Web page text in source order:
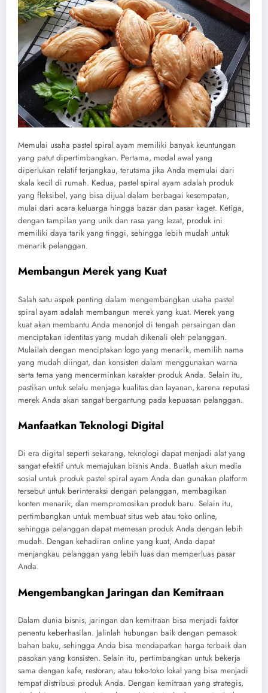
Memulai usaha pastel spiral ayam memiliki banyak keuntungan
yang patut dipertimbangkan. Pertama, modal awal yang
diperlukan relatif terjangkau, terutama jika Anda memulai dari
skala kecil di rumah. Kedua, pastel spiral ayam adalah produk
yang fleksibel, yang bisa dijual dalam berbagai kesempatan,
mulai dari acara keluarga hingga bazar dan pasar kaget. Ketiga,
dengan tampilan yang unik dan rasa yang lezat, produk ini
memiliki daya tarik yang tinggi, sehingga lebih mudah untuk
menarik pelanggan.
Membangun Merek yang Kuat
Salah satu aspek penting dalam mengembangkan usaha pastel
spiral ayam adalah membangun merek yang kuat. Merek yang
kuat akan membantu Anda menonjol di tengah persaingan dan
menciptakan identitas yang mudah dikenali oleh pelanggan.
Mulailah dengan menciptakan logo yang menarik, memilih nama
yang mudah diingat, dan konsisten dalam menggunakan warna
serta tema yang mencerminkan karakter produk Anda. Selain itu,
pastikan untuk selalu menjaga kualitas dan layanan, karena reputasi
merek Anda akan sangat bergantung pada kepuasan pelanggan.
Manfaatkan Teknologi Digital
Di era digital seperti sekarang, teknologi dapat menjadi alat yang
sangat efektif untuk memajukan bisnis Anda. Buatlah akun media
sosial untuk produk pastel spiral ayam Anda dan gunakan platform
tersebut untuk berinteraksi dengan pelanggan, membagikan
konten menarik, dan mempromosikan produk baru. Selain itu,
pertimbangkan untuk membuat situs web atau toko online,
sehingga pelanggan dapat memesan produk Anda dengan lebih
mudah. Dengan kehadiran online yang kuat, Anda dapat
menjangkau pelanggan yang lebih luas dan memperluas pasar
Anda.
Mengembangkan Jaringan dan Kemitraan
Dalam dunia bisnis, jaringan dan kemitraan bisa menjadi faktor
penentu keberhasilan. Jalinlah hubungan baik dengan pemasok
bahan baku, sehingga Anda bisa mendapatkan harga terbaik dan
pasokan yang konsisten. Selain itu, pertimbangkan untuk bekerja
sama dengan kafe, restoran, atau toko-toko lokal yang bisa menjadi
tempat distribusi produk Anda. Dengan kemitraan yang strategis,